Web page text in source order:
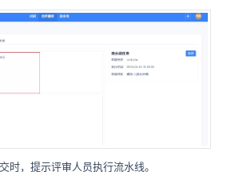
时，提示评审人员执行流水线。